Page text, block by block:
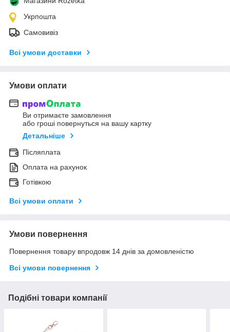
Укрпошта
Самовивіз
Всі умови доставки
Умови оплати
Ви отримаєте замовлення
або гроші повернуться на вашу картку
Детальніше
Післяплата
Оплата на рахунок
Готівкою
Всі умови оплати
Умови повернення
Повернення товару впродовж 14 днів за домовленістю
Всі умови повернення
Подібні товари компанії